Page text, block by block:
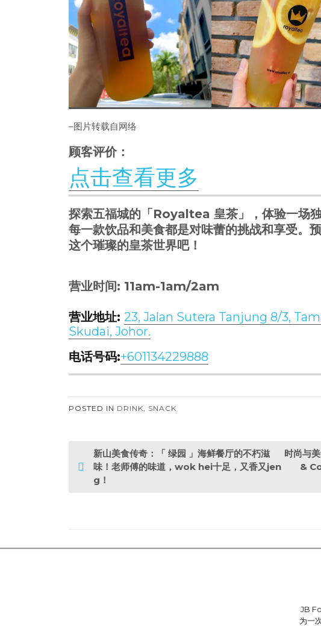
–图片转载自网络
顾客评价：
点击查看更多
探索五福城的「Royaltea 皇茶」，体验一场
每一款饮品和美食都是对味蕾的挑战和享受。
这个璀璨的皇茶世界吧！
营业时间: 11am-1am/2am
营业地址: 23, Jalan Sutera Tanjung 8/3,
Skudai, Johor.
电话号码:+601134229888
POSTED IN DRINK, SNACK
o
新山美食传奇：「 绿园 」海鲜餐厅的不朽滋
味！老师傅的味道，wok hei十足，又香又jen
g！
时尚与
&
JB
为一